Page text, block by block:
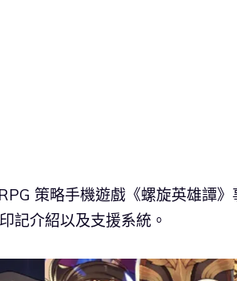
策略手機遊戲《螺旋英雄譚
記介紹以及支援系統。